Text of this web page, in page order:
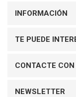
INFORMACIÓN
TE PUEDE
CONTACTE
NEWSLETTER